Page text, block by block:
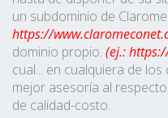
un subdominio de
https://
dominio propio. (ej.:
cual... en cualquiera de
mejor asesoría al
de calidad-costo.